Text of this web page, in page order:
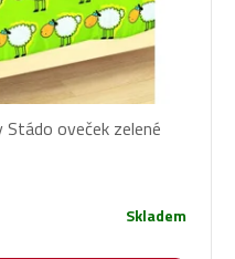
oveček zelené
Skladem